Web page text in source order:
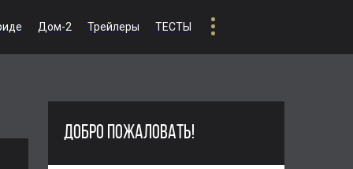
Дом-2 Трейлеры ТЕСТЫ
ДОБРО ПОЖАЛОВАТЬ!